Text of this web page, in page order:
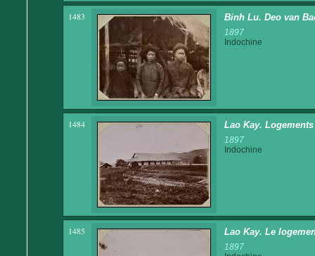
1483 Binh Lu. Deo van
1897
Indochine
1484 Lao Kay.
1897
Indochine
1485 Lao Kay. Le
1897